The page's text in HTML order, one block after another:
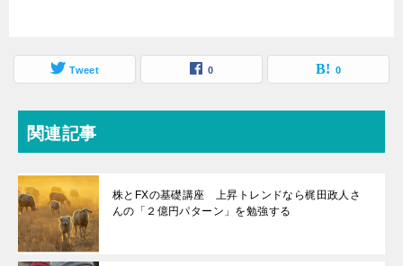
Tweet 0 0
関連記事
株とFXの基礎講座 上昇トレンドなら梶田政人さ
んの「２億円パターン」を勉強する